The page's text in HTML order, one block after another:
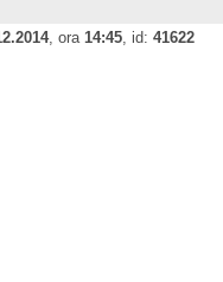
, ora 14:45, id: 41622